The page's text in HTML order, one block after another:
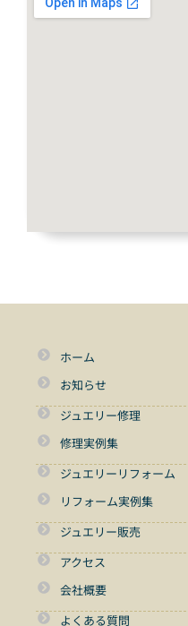
ホーム
お知らせ
ジュエリー修理
修理実例集
ジュエリーリフォーム
リフォーム実例集
ジュエリー販売
アクセス
会社概要
よくある質問